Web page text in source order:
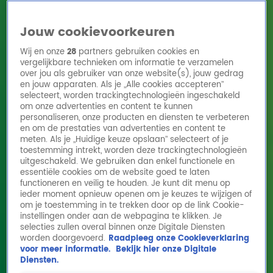
HomeActiesRadioshows DJ'sRadio 10 zendersHitlijsten
Radio luisteren
Volg Radio 10
Zoeken
HomeOnline Radio LuisterenActiesShowsAlle zenders
OG3NE - Christmas On My Doorstep
2 dec 2021, 09:04
OG3NE - Christmas On My Doorstep
Jouw cookievoorkeuren
Wij en onze28 partners gebruiken cookies en
vergelijkbare technieken om informatie te verzamelen
over jou als gebruiker van onze website(s), jouw gedrag
en jouw apparaten. Als je „Alle cookies accepteren”
selecteert, worden trackingtechnologieën ingeschakeld
om onze advertenties en content te kunnen
personaliseren, onze producten en diensten te verbeteren
en om de prestaties van advertenties en content te
meten. Als je „Huidige keuze opslaan” selecteert of je
toestemming intrekt, worden deze trackingtechnologieën
uitgeschakeld. We gebruiken dan enkel functionele en
essentiële cookies om de website goed te laten
functioneren en veilig te houden. Je kunt dit menu op
ieder moment opnieuw openen om je keuzes te wijzigen of
om je toestemming in te trekken door op de link Cookie-
instellingen onder aan de webpagina te klikken. Je
selecties zullen overal binnen onze Digitale Diensten
worden doorgevoerd. Raadpleeg onze Cookieverklaring
voor meer informatie. Bekijk hier onze Digitale
Diensten.